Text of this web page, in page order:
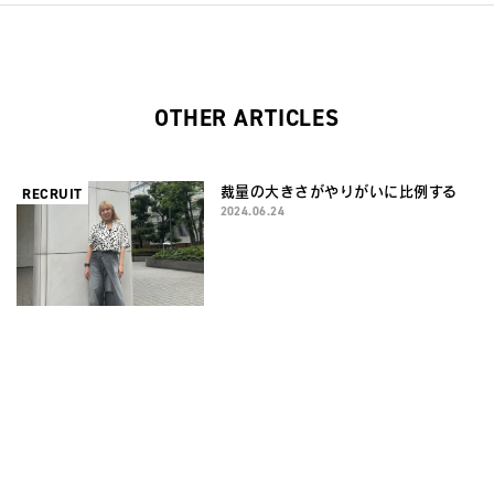
OTHER ARTICLES
RECRUIT 裁量の大きさがやりがいに比例する
2024.06.24